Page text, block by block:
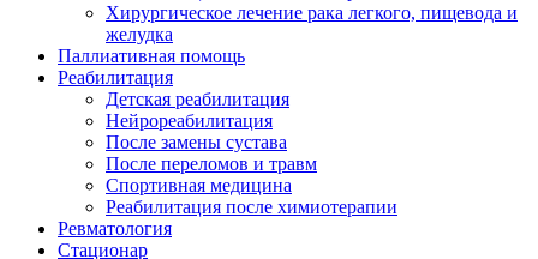
Хирургическое лечение рака легкого, пищевода и
желудка
Паллиативная помощь
Реабилитация
Детская реабилитация
Нейрореабилитация
После замены сустава
После переломов и травм
Спортивная медицина
Реабилитация после химиотерапии
Ревматология
Стационар